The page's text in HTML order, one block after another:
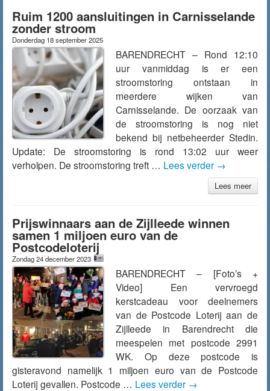
Ruim 1200 aansluitingen in Carnisselande
zonder stroom
Donderdag 18 september 2025
BARENDRECHT – Rond 12:10
uur vanmiddag is er een
stroomstoring ontstaan in
meerdere wijken van
Carnisselande. De oorzaak van
de stroomstoring is nog niet
bekend bij netbeheerder Stedin.
Update: De stroomstoring is rond 13:02 uur weer
verholpen. De stroomstoring treft … Lees verder →
Lees meer
Prijswinnaars aan de Zijlleede winnen
samen 1 miljoen euro van de
Postcodeloterij
Zondag 24 december 2023
BARENDRECHT – [Foto’s +
Video] Een vervroegd
kerstcadeau voor deelnemers
van de Postcode Loterij aan de
Zijlleede in Barendrecht die
meespelen met postcode 2991
WK. Op deze postcode is
gisteravond namelijk 1 miljoen euro van de Postcode
Loterij gevallen. Postcode … Lees verder →